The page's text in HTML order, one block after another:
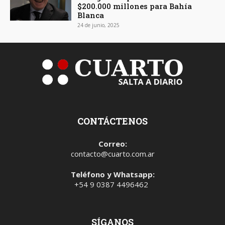
$200.000 millones para Bahía
Blanca
24 de junio, 2025
CONTÁCTENOS
Correo:
contacto@cuarto.com.ar
Teléfono y Whatsapp:
+54 9 0387 4496462
SÍGANOS